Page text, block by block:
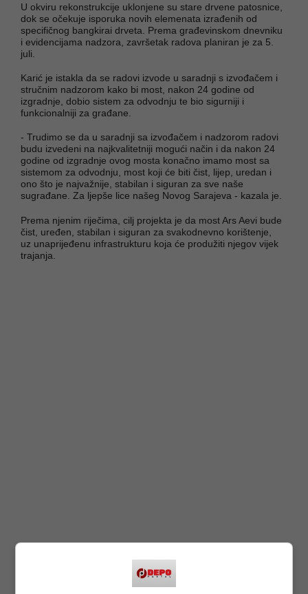
U okviru rekonstrukcije uklonjene su stare drvene patosnice,
dok se očekuje isporuka novih elemenata izrađenih od
specifičnog bangkirai drveta. Prema građevinskom dnevniku
i evidencijama nadzora, završetak radova planiran je za 5.
juli.
Karić je istakla da se radovi izvode u saradnji s izvođačem i
stručnim nadzorom kako bi most, nakon 24 godine od
izgradnje, dobio sistem za odvodnju te bio sigurniji i
funkcionalniji za građane.
- Trudimo se da u saradnji sa izvođačem i nadzorom radovi
budu izvedeni na najkvalitetniji mogući način i da nakon 24
godine od izgradnje ovog mosta konačno imamo most sa
sistemom za odvodnju, most koji će biti čist, lijep, uredan i
ono što je najvažnije, stabilan i siguran za sve naše
sugrađane. Za ljepše lice našeg Novog Sarajeva - kazala je.
Prema njenim riječima, cilj projekta je da most Ars Aevi bude
čist, uređen, stabilan i siguran za svakodnevno korištenje,
uz unaprijeđenu infrastrukturu koja će produžiti njegov vijek
trajanja.